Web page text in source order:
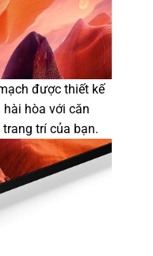
được thiết kế
hòa với căn
trí của bạn.